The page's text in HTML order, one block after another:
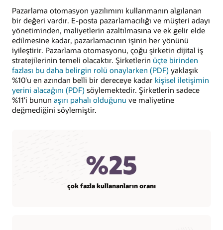
Pazarlama otomasyon yazılımını kullanmanın algılanan
bir değeri vardır. E-posta pazarlamacılığı ve müşteri adayı
yönetiminden, maliyetlerin azaltılmasına ve ek gelir elde
edilmesine kadar, pazarlamacının işinin her yönünü
iyileştirir. Pazarlama otomasyonu, çoğu şirketin dijital iş
stratejilerinin temeli olacaktır. Şirketlerin üçte birinden
fazlası bu daha belirgin rolü onaylarken (PDF) yaklaşık
%10'u en azından belli bir dereceye kadar kişisel iletişimin
yerini alacağını (PDF) söylemektedir. Şirketlerin sadece
%11'i bunun aşırı pahalı olduğunu ve maliyetine
değmediğini söylemiştir.
%25
çok fazla kullananların oranı